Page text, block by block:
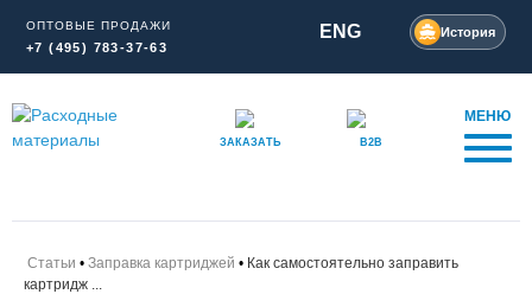
ОПТОВЫЕ ПРОДАЖИ
+7 (495) 783-37-63
ENG История
ЗАКАЗАТЬ B2B
МЕНЮ
Статьи Заправка картриджей
Как самостоятельно заправить
картридж ...